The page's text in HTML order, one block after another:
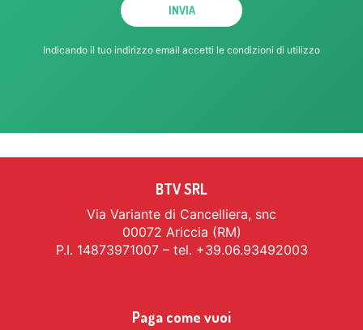
Indicando il tuo indirizzo email accetti le condizioni di utilizzo
BTV SRL
Via Variante di Cancelliera, snc
00072 Ariccia (RM)
P.I. 14873971007 – tel. +39.06.93492003
Paga come vuoi